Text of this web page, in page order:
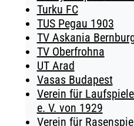
Turku FC
TUS Pegau 1903
TV Askania
TV Oberfrohna
UT Arad
Vasas Budapest
Verein für
e. V. von 1929
Verein für